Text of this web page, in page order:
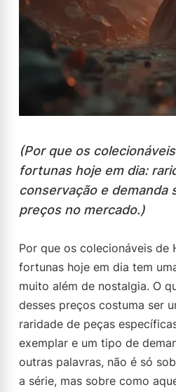
(Por que os
fortunas hoje em dia:
conservação e demanda
preços no mercado.)
Por que os colecionáveis de
fortunas hoje em dia tem
muito além de nostalgia. O
desses preços costuma ser
raridade de peças
exemplar e um tipo de
outras palavras, não é só
a série, mas sobre como